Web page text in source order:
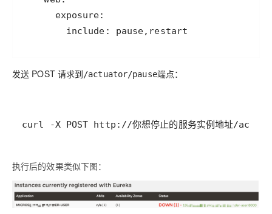
        include: pause,restart
发送 POST 请求到/actuator/pause端点：
curl -X POST http://你想停止的服务实例地址/
执行后的效果类似下图：